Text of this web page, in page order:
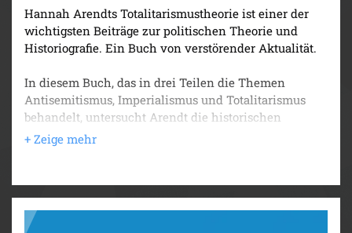
Hannah Arendts Totalitarismustheorie ist einer der
wichtigsten Beiträge zur politischen Theorie und
Historiografie. Ein Buch von verstörender Aktualität.
In diesem Buch, das in drei Teilen die Themen
Antisemitismus, Imperialismus und Totalitarismus
behandelt, untersucht Arendt die historischen
Entwicklungen, die die Errichtung und
Funktionsweisen totalitärer politischer Systeme im
Sowjetunion unter Stalin ermöglichten. Das Buch
wurde innerhalb kürzester Zeit zum Standardwerk der
noch jungen Totalitarismusforschung. Es erschien